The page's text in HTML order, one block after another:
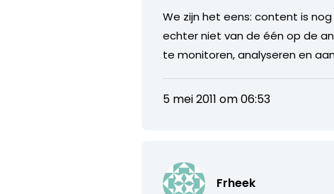
We zijn het eens: content is
echter niet van de één op de
te monitoren, analyseren en
5 mei 2011 om 06:53
Frheek